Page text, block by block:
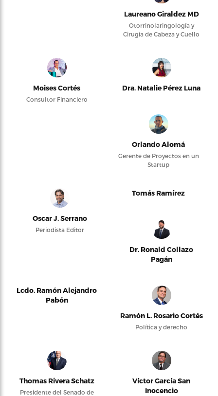
Laureano Giraldez MD
Otorrinolaringología y
Cirugía de Cabeza y Cuello
Moises Cortés
Consultor Financiero
Dra. Natalie Pérez Luna
Orlando Alomá
Gerente de Proyectos en un
Startup
Oscar J. Serrano
Periodista Editor
Tomás Ramírez
Dr. Ronald Collazo
Pagán
Lcdo. Ramón Alejandro
Pabón
Ramón L. Rosario Cortés
Política y derecho
Thomas Rivera Schatz
Presidente del Senado de
Víctor García San
Inocencio